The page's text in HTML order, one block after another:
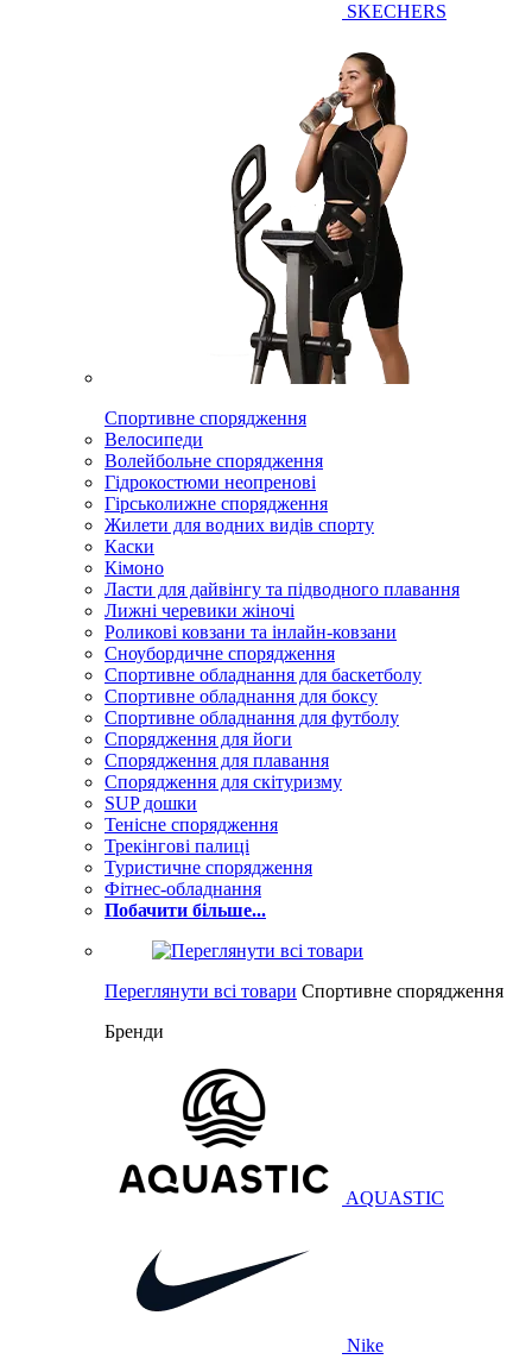
SKECHERS
Спортивне спорядження
Велосипеди
Волейбольне спорядження
Гідрокостюми неопренові
Гірськолижне спорядження
Жилети для водних видів спорту
Каски
Кімоно
Ласти для дайвінгу та підводного плавання
Лижні черевики жіночі
Роликові ковзани та інлайн-ковзани
Сноубордичне спорядження
Спортивне обладнання для баскетболу
Спортивне обладнання для боксу
Спортивне обладнання для футболу
Спорядження для йоги
Спорядження для плавання
Спорядження для скітуризму
SUP дошки
Тенісне спорядження
Трекінгові палиці
Туристичне спорядження
Фітнес-обладнання
Побачити більше...
Переглянути всі товари Спортивне спорядження
Бренди
AQUASTIC
Nike